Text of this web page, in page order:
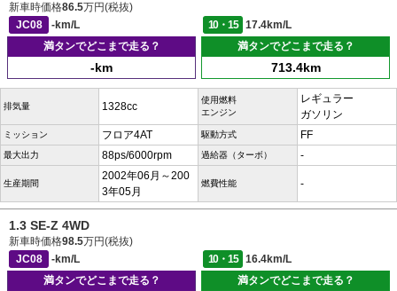
新車時価格86.5万円(税抜)
JC08
-km/L 10・15
17.4km/L
満タンでどこまで走る？
-km
満タンでどこまで走る？
713.4km
排気量 1328cc
使用燃料
エンジン
レギュラー
ガソリン
ミッション フロア4AT 駆動方式 FF
最大出力 88ps/6000rpm 過給器（ターボ） -
生産期間
2002年06月～200
3年05月
燃費性能 -
1.3 SE-Z 4WD
新車時価格98.5万円(税抜)
JC08
-km/L 10・15
16.4km/L
満タンでどこまで走る？
満タンでどこまで走る？